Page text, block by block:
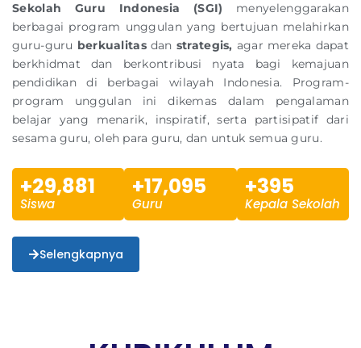
Sekolah Guru Indonesia (SGI) menyelenggarakan
berbagai program unggulan yang bertujuan melahirkan
guru-guru berkualitasdan strategis, agar mereka dapat
berkhidmat dan berkontribusi nyata bagi kemajuan
pendidikan di berbagai wilayah Indonesia. Program-
program unggulan ini dikemas dalam pengalaman
belajar yang menarik, inspiratif, serta partisipatif dari
sesama guru, oleh para guru, dan untuk semua guru.
Siswa
+29,881
Guru
+17,095
Kepala Sekolah
+395
Selengkapnya